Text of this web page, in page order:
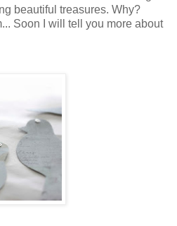
beautiful treasures. Why?
Soon I will tell you more about